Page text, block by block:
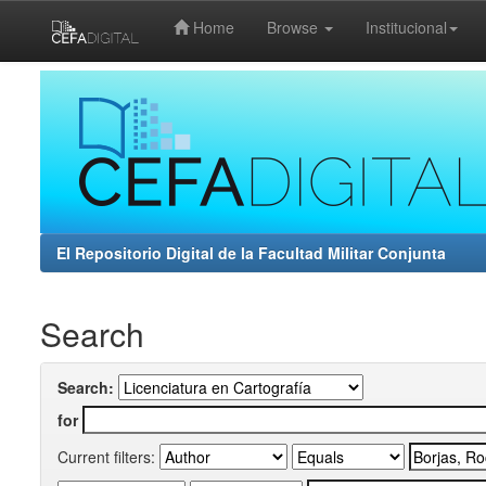
Home Browse Institucional
El Repositorio Digital de la Facultad Militar Conjunta
Search
Search:
for
Current filters: